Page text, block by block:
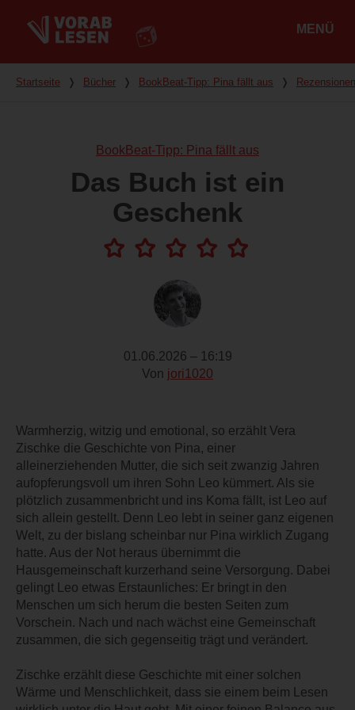
MENÜ
Du bist hier
Startseite ❭ Bücher ❭ BookBeat-Tipp: Pina fällt aus ❭ Rezensionen
BookBeat-Tipp: Pina fällt aus
Das Buch ist ein
Geschenk
01.06.2026 – 16:19
Von jori1020
Warmherzig, witzig und emotional, so erzählt Vera
Zischke die Geschichte von Pina, einer
alleinerziehenden Mutter, die sich seit zwanzig Jahren
aufopferungsvoll um ihren Sohn Leo kümmert. Als sie
plötzlich zusammenbricht und ins Koma fällt, ist Leo auf
sich allein gestellt. Denn Leo lebt in seiner ganz eigenen
Welt, zu der bislang scheinbar nur Pina wirklich Zugang
hatte. Aus der Not heraus übernimmt die
Hausgemeinschaft kurzerhand seine Versorgung. Dabei
gelingt Leo etwas Erstaunliches: Er bringt in den
Menschen um sich herum die besten Seiten zum
Vorschein. Nach und nach wächst eine Gemeinschaft
zusammen, die sich gegenseitig trägt und verändert.
Zischke erzählt diese Geschichte mit einer solchen
Wärme und Menschlichkeit, dass sie einem beim Lesen